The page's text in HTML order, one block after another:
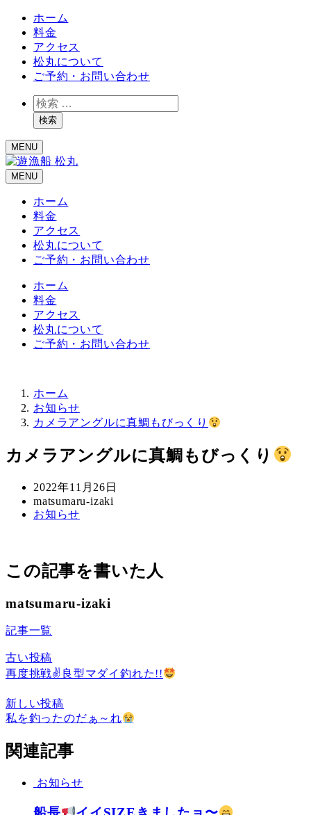
ホーム
料金
アクセス
松丸について
ご予約・お問い合わせ
検
索検索
MENU
MENU
ホーム
料金
アクセス
松丸について
ご予約・お問い合わせ
ホーム
料金
アクセス
松丸について
ご予約・お問い合わせ
ホーム
お知らせ
カメラアングルに真鯛もびっくり
カメラアングルに真鯛もびっくり
投
稿
日
2022年11月26日
著
者
matsumaru-izaki
カ
ー
お知らせ
この記事を書いた人
matsumaru-izaki
記事一覧
古い投稿
再度挑戦✌ 良型マダイ釣れた!!
新しい投稿
私を釣ったのだぁ～れ
関連記事
お知らせ